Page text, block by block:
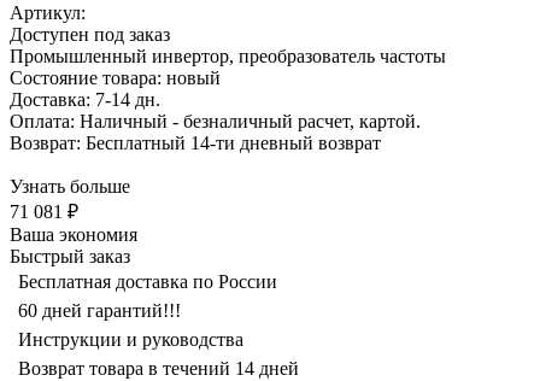
Артикул:
Доступен под заказ
Промышленный инвертор, преобразователь частоты
Состояние товара: новый
Доставка: 7-14 дн.
Оплата: Наличный - безналичный расчет, картой.
Возврат: Бесплатный 14-ти дневный возврат
Узнать больше
71 081 ₽
Ваша экономия
Быстрый заказ
Бесплатная доставка по России
60 дней гарантий!!!
Инструкции и руководства
Возврат товара в течений 14 дней